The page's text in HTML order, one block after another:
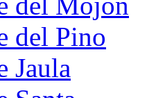
del Pino
Jaula